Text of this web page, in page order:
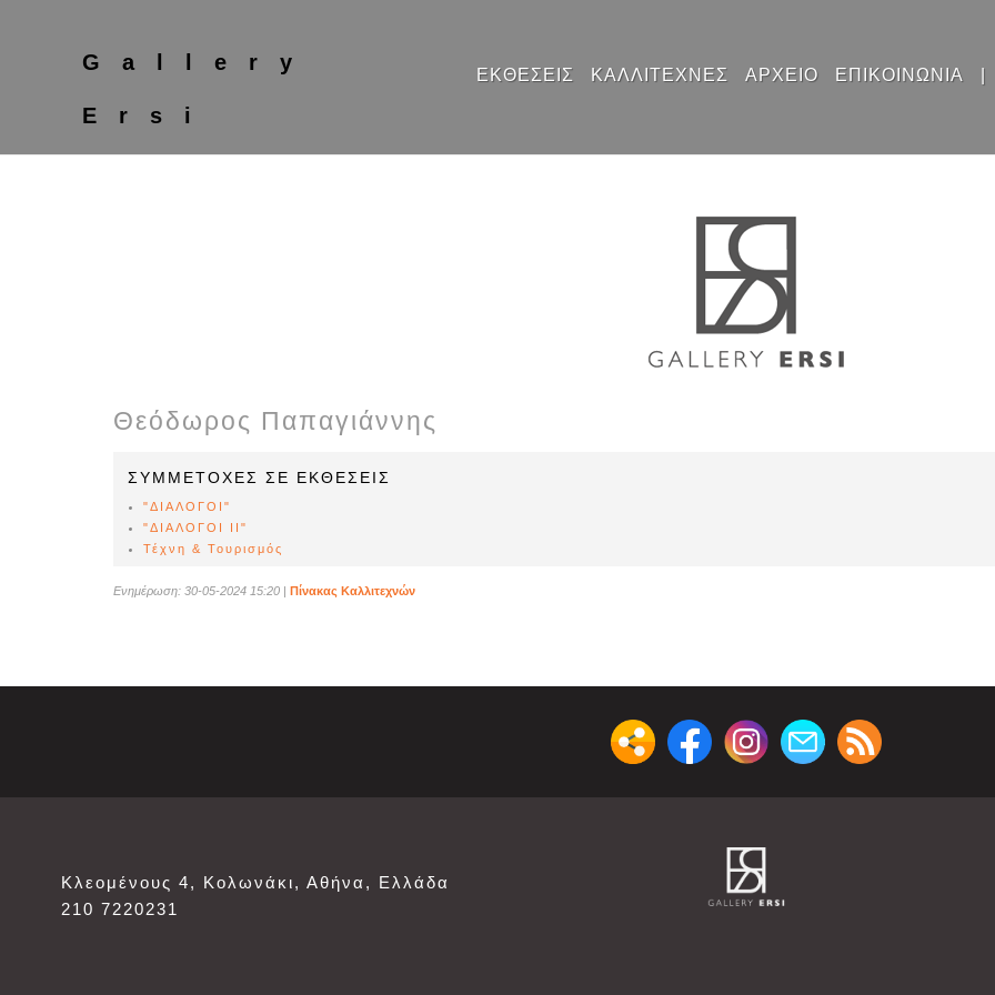
Gallery
Ersi
ΕΚΘΕΣΕΙΣ ΚΑΛΛΙΤΕΧΝΕΣ ΑΡΧΕΙΟ ΕΠΙΚΟΙΝΩΝΙΑ |
Θεόδωρος Παπαγιάννης
ΣΥΜΜΕΤΟΧΕΣ ΣΕ ΕΚΘΕΣΕΙΣ
"ΔΙΑΛΟΓΟΙ"
"ΔΙΑΛΟΓΟΙ ΙΙ"
Τέχνη & Τουρισμός
Ενημέρωση: 30-05-2024 15:20 | Πίνακας Καλλιτεχνών
Κλεομένους 4, Κολωνάκι, Αθήνα, Ελλάδα
210 7220231